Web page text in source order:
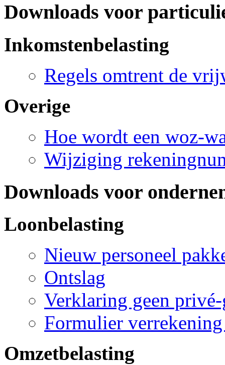
Downloads voor
Inkomstenbelasting
Regels omtrent de
Overige
Hoe wordt een woz-
Wijziging
Downloads voor
Loonbelasting
Nieuw personeel
Ontslag
Verklaring geen
Formulier
Omzetbelasting